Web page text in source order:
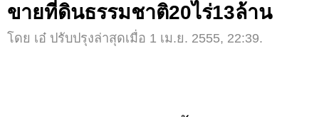
ขายที่ดินธรรมชาติ20ไร่13ล้าน
โดย เอ๋ ปรับปรุงล่าสุดเมื่อ 1 เม.ย. 2555, 22:39.